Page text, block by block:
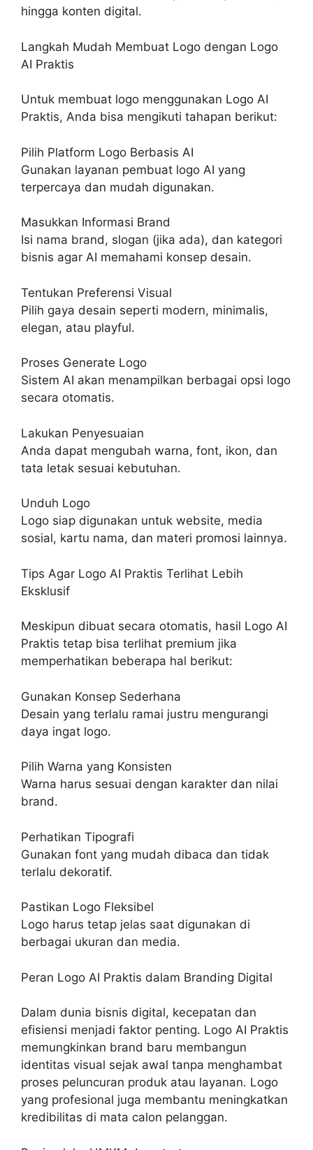
hingga konten digital.
Langkah Mudah Membuat Logo dengan Logo
AI Praktis
Untuk membuat logo menggunakan Logo AI
Praktis, Anda bisa mengikuti tahapan berikut:
Pilih Platform Logo Berbasis AI
Gunakan layanan pembuat logo AI yang
terpercaya dan mudah digunakan.
Masukkan Informasi Brand
Isi nama brand, slogan (jika ada), dan kategori
bisnis agar AI memahami konsep desain.
Tentukan Preferensi Visual
Pilih gaya desain seperti modern, minimalis,
elegan, atau playful.
Proses Generate Logo
Sistem AI akan menampilkan berbagai opsi logo
secara otomatis.
Lakukan Penyesuaian
Anda dapat mengubah warna, font, ikon, dan
tata letak sesuai kebutuhan.
Unduh Logo
Logo siap digunakan untuk website, media
sosial, kartu nama, dan materi promosi lainnya.
Tips Agar Logo AI Praktis Terlihat Lebih
Eksklusif
Meskipun dibuat secara otomatis, hasil Logo AI
Praktis tetap bisa terlihat premium jika
memperhatikan beberapa hal berikut:
Gunakan Konsep Sederhana
Desain yang terlalu ramai justru mengurangi
daya ingat logo.
Pilih Warna yang Konsisten
Warna harus sesuai dengan karakter dan nilai
brand.
Perhatikan Tipografi
Gunakan font yang mudah dibaca dan tidak
terlalu dekoratif.
Pastikan Logo Fleksibel
Logo harus tetap jelas saat digunakan di
berbagai ukuran dan media.
Peran Logo AI Praktis dalam Branding Digital
Dalam dunia bisnis digital, kecepatan dan
efisiensi menjadi faktor penting. Logo AI Praktis
memungkinkan brand baru membangun
identitas visual sejak awal tanpa menghambat
proses peluncuran produk atau layanan. Logo
yang profesional juga membantu meningkatkan
kredibilitas di mata calon pelanggan.